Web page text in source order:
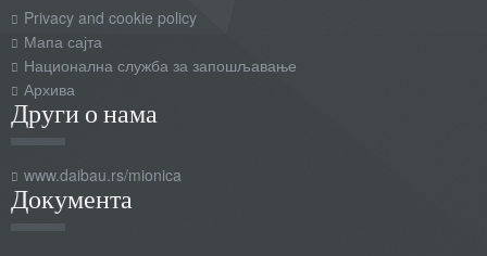
Privacy and cookie policy
Мапа сајта
Национална служба за запошљавање
Архива
Други о нама
www.daibau.rs/mionica
Документа